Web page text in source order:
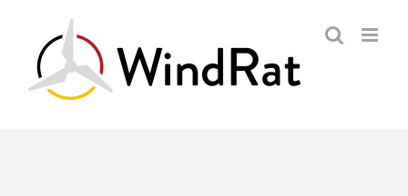
content